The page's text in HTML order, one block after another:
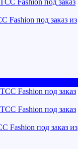
Fashion под заказ из
Fashion под заказ из